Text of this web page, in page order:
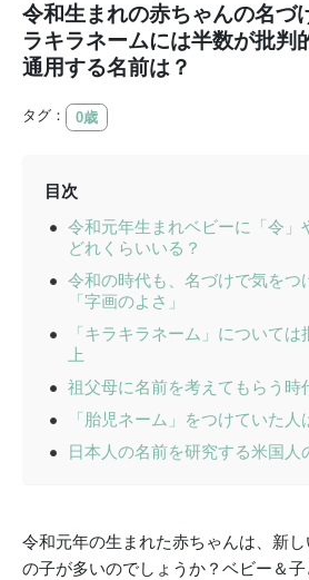
令和生まれの赤ちゃんの名づ
ラキラネームには半数が批判
通用する名前は？
タグ： 0歳
目次
令和元年生まれベビーに「令」
どれくらいいる？
令和の時代も、名づけで気をつ
「字画のよさ」
「キラキラネーム」について
上
祖父母に名前を考えてもらう時
「胎児ネーム」をつけていた人
日本人の名前を研究する米国人
令和元年の生まれた赤ちゃんは、新
の子が多いのでしょうか？ベビー＆子